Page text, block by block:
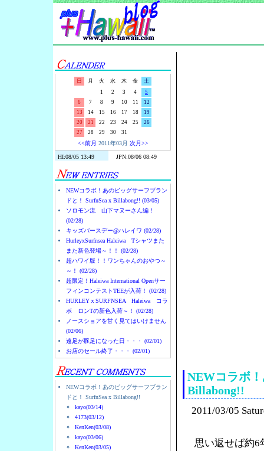
日 月 火 水 木 金
土
1
2 3 4
5
6
7 8 9 10 11
12
13
14 15 16 17 18
19
20
21 22 23 24 25
26
27
28 29 30 31
<<前月 2011年03月 次月>>
NEWコラボ！あのビッグサーフブラン
ドと！ SurfnSea x Billabong!! (03/05)
ソロモン流 山下マヌーさん編！
(02/28)
キッズバースデー@ハレイワ (02/28)
HurleyxSurfnsea Haleiwa Tシャツまた
また新色登場～！！ (02/28)
超ハワイ版！！ワンちゃんのおやつ～
～！ (02/28)
超限定！Haleiwa International Openサー
フィンコンテストTEEが入荷！ (02/28)
HURLEYｘSURFNSEA Haleiwa コラ
ボ ロンTの新色入荷～！ (02/28)
ノースショアを甘く見てはいけません
(02/06)
遠足が豚足になった日・・・ (02/01)
お店のセール終了・・・ (02/01)
NEWコラボ！あのビッグサーフブラン
ドと！ SurfnSea x Billabong!!
kayo(03/14)
4173(03/12)
KenKen(03/08)
kayo(03/06)
KenKen(03/05)
NEWコラボ
Billabong!!
2011/03/05
思い返せば約6